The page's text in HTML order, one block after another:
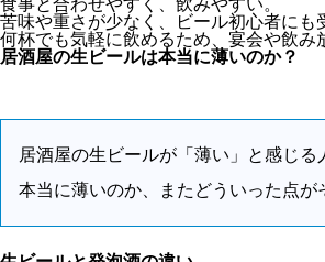
食事と合わせやすく、飲みやすい。
苦味や重さが少なく、ビール初心者にも
何杯でも気軽に飲めるため、宴会や飲み
居酒屋の生ビールは本当に薄いのか？
居酒屋の生ビールが「薄い」と感じ
本当に薄いのか、またどういった点